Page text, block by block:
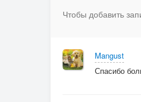
Чтобы добавить
Mangust
Спасибо